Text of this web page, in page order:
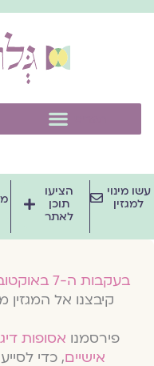
מינוי
למגזין
הציעו
תוכן
לאתר
בעקבות ה-7 באוקטובר 2023
קיבצנו אל המגזין
פירסמנואסופות
אישיים, כדי